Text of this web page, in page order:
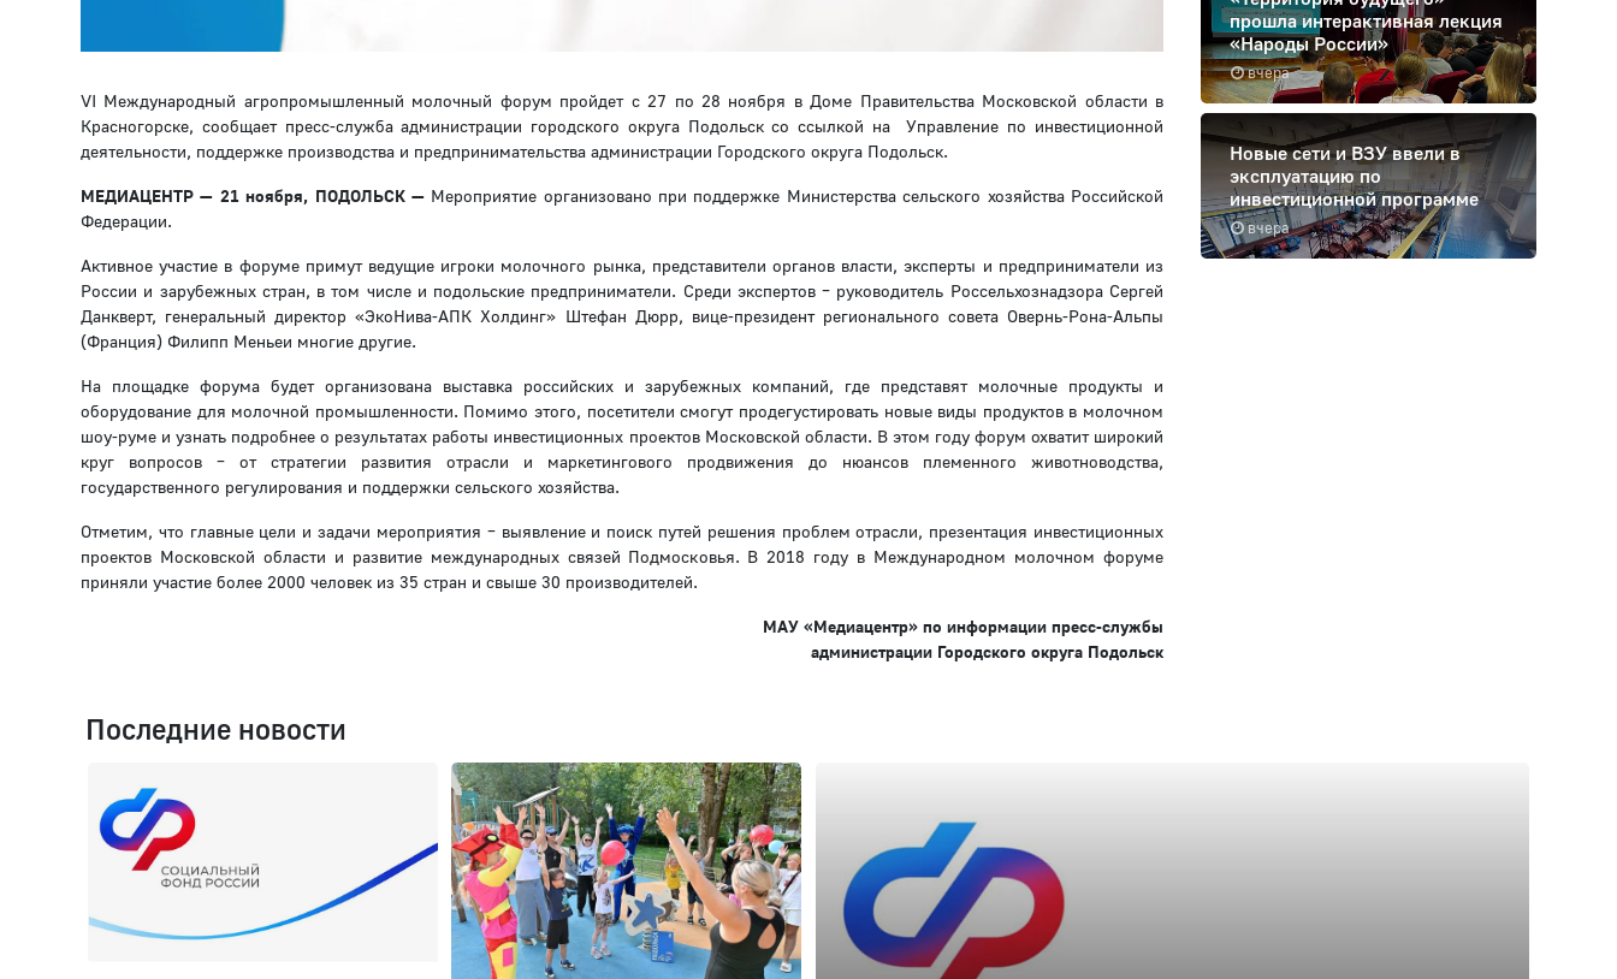
VI Международный агропромышленный молочный форум пройдет с 27 по 28 ноября в Доме Правительства Московской области в
Красногорске, сообщает пресс-служба администрации городского округа Подольск со ссылкой на Управление по инвестиционной
деятельности, поддержке производства и предпринимательства администрации Городского округа Подольск.
МЕДИАЦЕНТР — 21 ноября, ПОДОЛЬСК —Мероприятие организовано при поддержке Министерства сельского хозяйства Российской
Федерации.
Активное участие в форуме примут ведущие игроки молочного рынка, представители органов власти, эксперты и предприниматели из
России и зарубежных стран, в том числе и подольские предприниматели. Среди экспертов – руководитель Россельхознадзора Сергей
Данкверт, генеральный директор «ЭкоНива-АПК Холдинг» Штефан Дюрр, вице-президент регионального совета Овернь-Рона-Альпы
(Франция) Филипп Меньеи многие другие.
На площадке форума будет организована выставка российских и зарубежных компаний, где представят молочные продукты и
оборудование для молочной промышленности. Помимо этого, посетители смогут продегустировать новые виды продуктов в молочном
шоу-руме и узнать подробнее о результатах работы инвестиционных проектов Московской области. В этом году форум охватит широкий
круг вопросов – от стратегии развития отрасли и маркетингового продвижения до нюансов племенного животноводства,
государственного регулирования и поддержки сельского хозяйства.
Отметим, что главные цели и задачи мероприятия – выявление и поиск путей решения проблем отрасли, презентация инвестиционных
проектов Московской области и развитие международных связей Подмосковья. В 2018 году в Международном молочном форуме
приняли участие более 2000 человек из 35 стран и свыше 30 производителей.
МАУ «Медиацентр» по информации пресс-службы
администрации Городского округа Подольск
вчера
прошла интерактивная лекция
«Народы России»
вчера
Новые сети и ВЗУ ввели в
эксплуатацию по
инвестиционной программе
Последние новости